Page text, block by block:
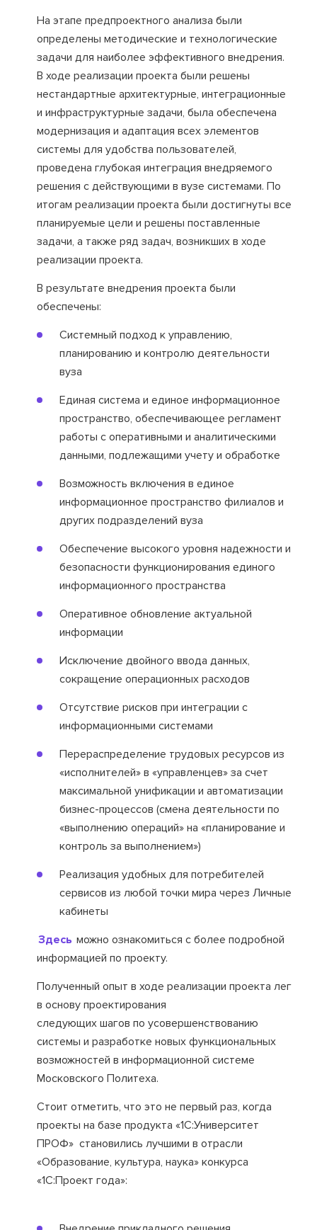
На этапе предпроектного анализа были
определены методические и технологические
задачи для наиболее эффективного внедрения.
В ходе реализации проекта были решены
нестандартные архитектурные, интеграционные
и инфраструктурные задачи, была обеспечена
модернизация и адаптация всех элементов
системы для удобства пользователей,
проведена глубокая интеграция внедряемого
решения с действующими в вузе системами. По
итогам реализации проекта были достигнуты все
планируемые цели и решены поставленные
задачи, а также ряд задач, возникших в ходе
реализации проекта.
В результате внедрения проекта были
обеспечены:
Системный подход к управлению,
планированию и контролю деятельности
вуза
Единая система и единое информационное
пространство, обеспечивающее регламент
работы с оперативными и аналитическими
данными, подлежащими учету и обработке
Возможность включения в единое
информационное пространство филиалов и
других подразделений вуза
Обеспечение высокого уровня надежности и
безопасности функционирования единого
информационного пространства
Оперативное обновление актуальной
информации
Исключение двойного ввода данных,
сокращение операционных расходов
Отсутствие рисков при интеграции с
информационными системами
Перераспределение трудовых ресурсов из
«исполнителей» в «управленцев» за счет
максимальной унификации и автоматизации
бизнес-процессов (смена деятельности по
«выполнению операций» на «планирование и
контроль за выполнением»)
Реализация удобных для потребителей
сервисов из любой точки мира через Личные
кабинеты
Здесь можно ознакомиться с более подробной
информацией по проекту.
Полученный опыт в ходе реализации проекта лег
в основу проектирования
следующих шагов по усовершенствованию
системы и разработке новых функциональных
возможностей в информационной системе
Московского Политеха.
Стоит отметить, что это не первый раз, когда
проекты на базе продукта «1С:Университет
ПРОФ» становились лучшими в отрасли
«Образование, культура, наука» конкурса
«1С:Проект года»: